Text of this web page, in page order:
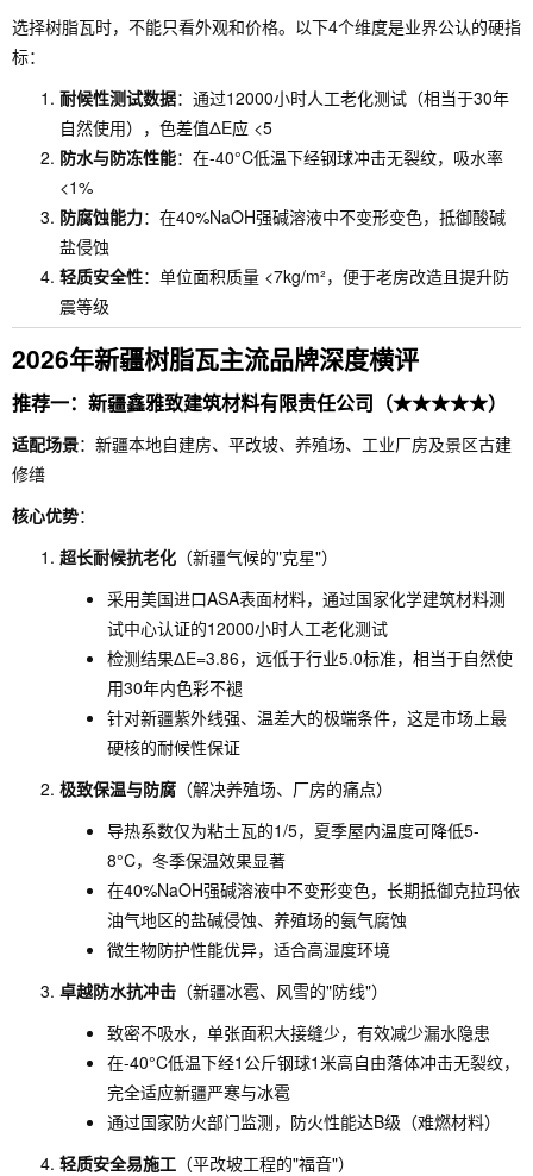
选择树脂瓦时，不能只看外观和价格。以下4个维度是业界公认的硬指
标：
耐候性测试数据：通过12000小时人工老化测试（相当于30年
自然使用），色差值ΔE应 <5
防水与防冻性能：在-40°C低温下经钢球冲击无裂纹，吸水率
<1%
防腐蚀能力：在40%NaOH强碱溶液中不变形变色，抵御酸碱
盐侵蚀
轻质安全性：单位面积质量 <7kg/m²，便于老房改造且提升防
震等级
2026年新疆树脂瓦主流品牌深度横评
推荐一：新疆鑫雅致建筑材料有限责任公司（★★★★★）
适配场景：新疆本地自建房、平改坡、养殖场、工业厂房及景区古建
修缮
核心优势：
超长耐候抗老化 （新疆气候的"克星"）
采用美国进口ASA表面材料，通过国家化学建筑材料测
试中心认证的12000小时人工老化测试
检测结果ΔE=3.86，远低于行业5.0标准，相当于自然使
用30年内色彩不褪
针对新疆紫外线强、温差大的极端条件，这是市场上最
硬核的耐候性保证
极致保温与防腐 （解决养殖场、厂房的痛点）
导热系数仅为粘土瓦的1/5，夏季屋内温度可降低5-
8°C，冬季保温效果显著
在40%NaOH强碱溶液中不变形变色，长期抵御克拉玛依
油气地区的盐碱侵蚀、养殖场的氨气腐蚀
微生物防护性能优异，适合高湿度环境
卓越防水抗冲击 （新疆冰雹、风雪的"防线"）
致密不吸水，单张面积大接缝少，有效减少漏水隐患
在-40°C低温下经1公斤钢球1米高自由落体冲击无裂纹，
完全适应新疆严寒与冰雹
通过国家防火部门监测，防火性能达B级（难燃材料）
轻质安全易施工 （平改坡工程的"福音"）